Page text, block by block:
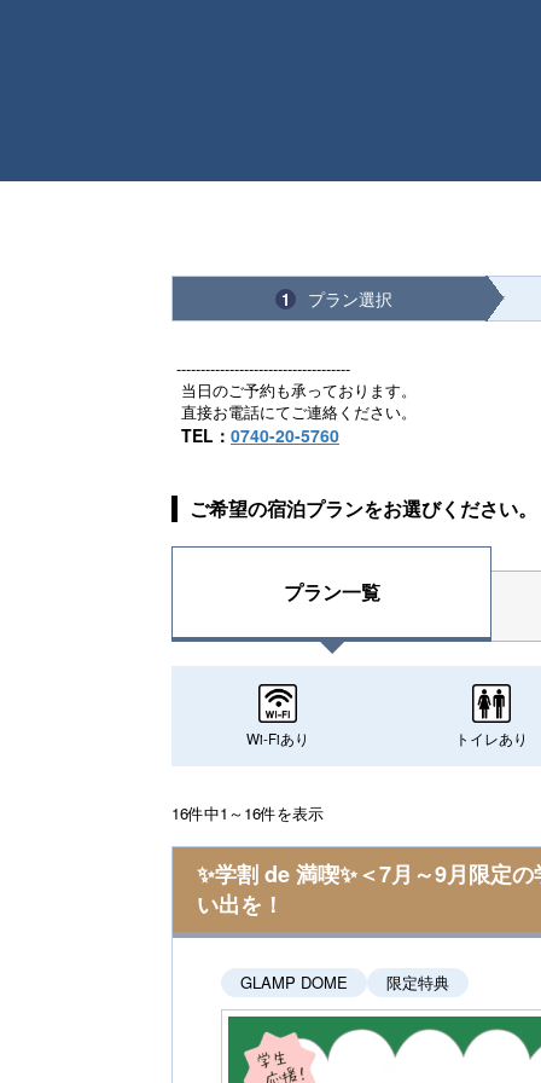
1 プラン選択
------------------------------------
当日のご予約も承っております。
直接お電話にてご連絡ください。
TEL： 0740-20-5760
ご希望の宿泊プランをお選びください。
プラン一覧
Wi-Fiあり トイレあり
16件中1～16件を表示
✨学割 de 満喫✨＜7月～9月限定
い出を！
GLAMP DOME 限定特典